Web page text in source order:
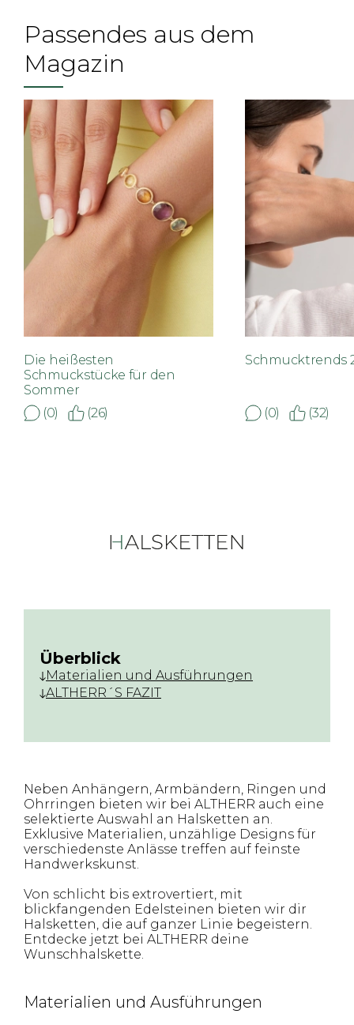
Passendes aus dem
Magazin
Die heißesten
Schmuckstücke für den
Sommer
(0)
(26)
Schmucktrends
(0) (32)
Überblick
Materialien und Ausführungen
ALTHERR´S FAZIT
Neben Anhängern, Armbändern, Ringen und
Ohrringen bieten wir bei ALTHERR auch eine
selektierte Auswahl an Halsketten an.
Exklusive Materialien, unzählige Designs für
verschiedenste Anlässe treffen auf feinste
Handwerkskunst.
Von schlicht bis extrovertiert, mit
blickfangenden Edelsteinen bieten wir dir
Halsketten, die auf ganzer Linie begeistern.
Entdecke jetzt bei ALTHERR deine
Wunschhalskette.
Materialien und Ausführungen